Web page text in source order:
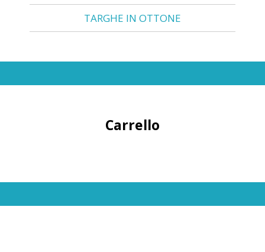
TARGHE IN OTTONE
Carrello